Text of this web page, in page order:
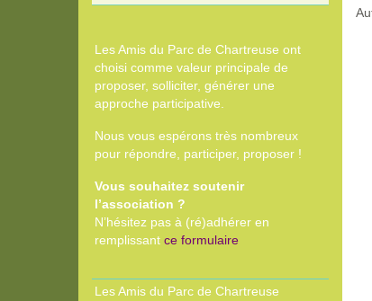
Les Amis du Parc de Chartreuse ont
choisi comme valeur principale de
proposer, solliciter, générer une
approche participative.
Nous vous espérons très nombreux
pour répondre, participer, proposer !
Vous souhaitez soutenir
l’association ?
N’hésitez pas à (ré)adhérer en
remplissant ce formulaire
Les Amis du Parc de Chartreuse